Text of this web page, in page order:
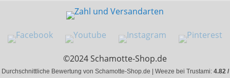
©2024 Schamotte-Shop.de
Durchschnittliche Bewertung von Schamotte-Shop.de | Weeze bei Trustami: 4.82 /